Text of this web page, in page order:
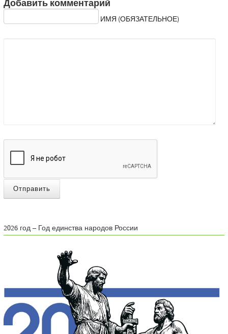
Добавить комментарий
ИМЯ (ОБЯЗАТЕЛЬНОЕ)
Отправить
2026 год – Год единства народов России